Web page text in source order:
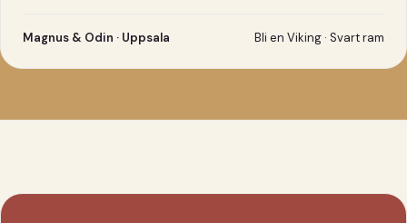
Magnus & Odin · Uppsala Bli en Viking · Svart ram